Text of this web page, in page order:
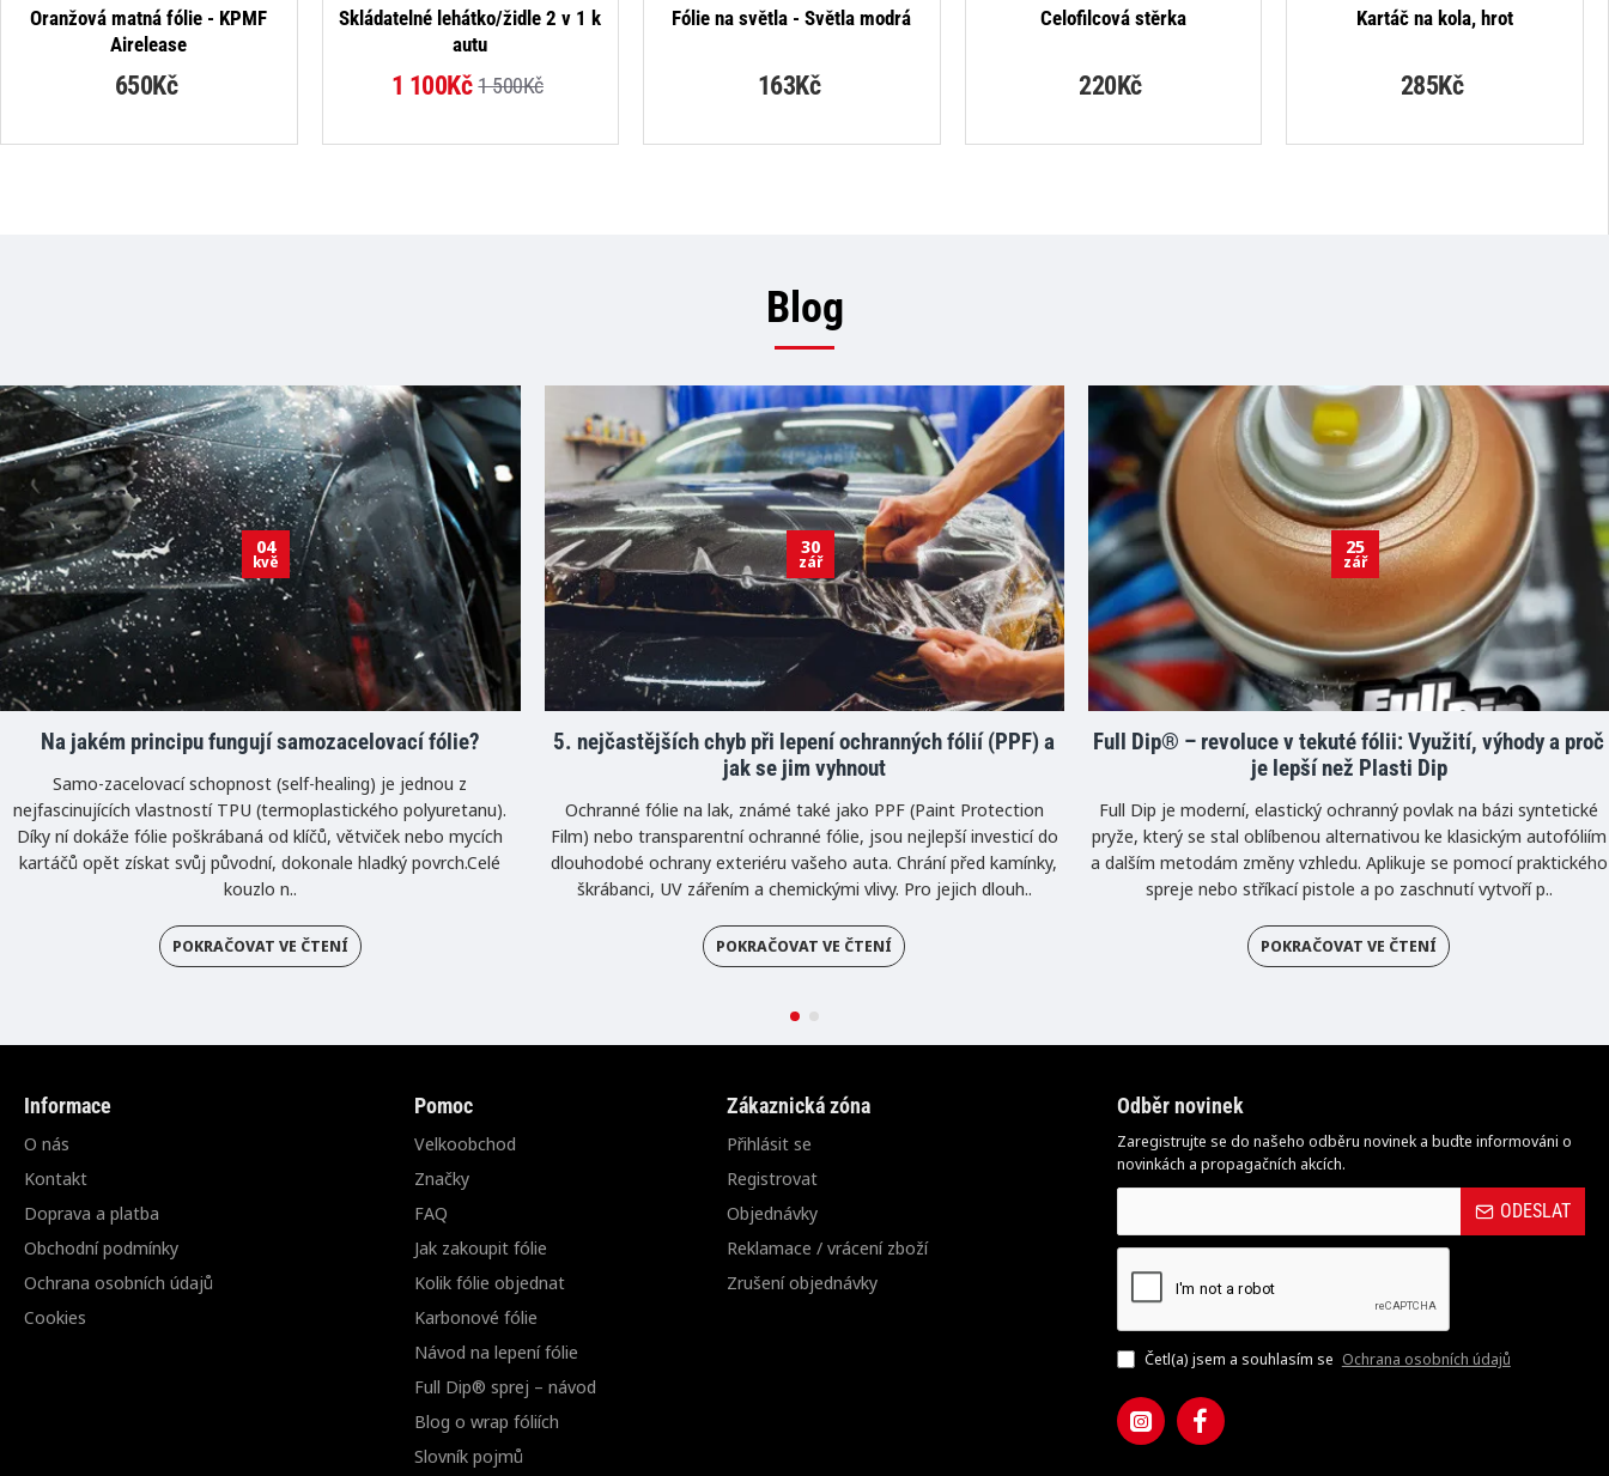
Oranžová matná fólie - KPMF
Airelease
650Kč
-27%
Skládatelné lehátko/židle 2 v 1 k
autu
1 100Kč 1 500Kč
Fólie na světla - Světla modrá
163Kč
NEJPRODÁVANĚJŠÍ
Celofilcová stěrka
220Kč
Kartáč na kola, hrot
285Kč
Blog
04
kvě
Na jakém principu fungují samozacelovací fólie?
Samo-zacelovací schopnost (self-healing) je jednou z
nejfascinujících vlastností TPU (termoplastického polyuretanu).
Díky ní dokáže fólie poškrábaná od klíčů, větviček nebo mycích
kartáčů opět získat svůj původní, dokonale hladký povrch.Celé
kouzlo n..
POKRAČOVAT VE ČTENÍ
30
zář
5. nejčastějších chyb při lepení ochranných fólií (PPF) a
jak se jim vyhnout
Ochranné fólie na lak, známé také jako PPF (Paint Protection
Film) nebo transparentní ochranné fólie, jsou nejlepší investicí do
dlouhodobé ochrany exteriéru vašeho auta. Chrání před kamínky,
škrábanci, UV zářením a chemickými vlivy. Pro jejich dlouh..
POKRAČOVAT VE ČTENÍ
25
zář
Full Dip® – revoluce v tekuté fólii: Využití, výhody a proč
je lepší než Plasti Dip
Full Dip je moderní, elastický ochranný povlak na bázi syntetické
pryže, který se stal oblíbenou alternativou ke klasickým autofóliím
a dalším metodám změny vzhledu. Aplikuje se pomocí praktického
spreje nebo stříkací pistole a po zaschnutí vytvoří p..
POKRAČOVAT VE ČTENÍ
Informace
O nás
Kontakt
Doprava a platba
Obchodní podmínky
Ochrana osobních údajů
Cookies
Pomoc
Velkoobchod
Značky
FAQ
Jak zakoupit fólie
Kolik fólie objednat
Karbonové fólie
Návod na lepení fólie
Full Dip® sprej – návod
Blog o wrap fóliích
Slovník pojmů
Zákaznická zóna
Přihlásit se
Registrovat
Objednávky
Reklamace / vrácení zboží
Zrušení objednávky
Odběr novinek
Zaregistrujte se do našeho odběru novinek a buďte informováni o
novinkách a propagačních akcích.
ODESLAT
Četl(a) jsem a souhlasím se Ochrana osobních údajů